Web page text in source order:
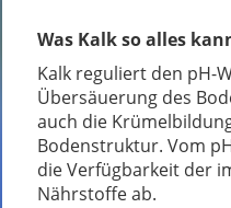
Was Kalk so alles
Kalk reguliert den pH-
Übersäuerung des
auch die
Bodenstruktur. Vom
die Verfügbarkeit der
Nährstoffe ab.